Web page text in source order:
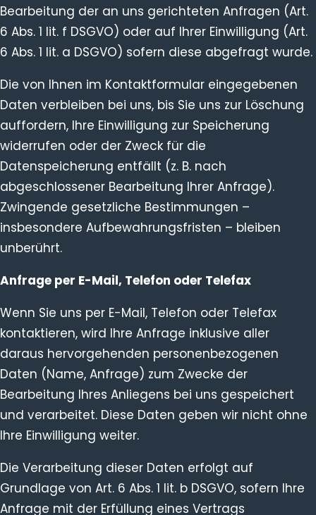
Bearbeitung der an uns gerichteten Anfragen (Art.
6 Abs. 1 lit. f DSGVO) oder auf Ihrer Einwilligung (Art.
6 Abs. 1 lit. a DSGVO) sofern diese abgefragt wurde.
Die von Ihnen im Kontaktformular eingegebenen
Daten verbleiben bei uns, bis Sie uns zur Löschung
auffordern, Ihre Einwilligung zur Speicherung
widerrufen oder der Zweck für die
Datenspeicherung entfällt (z. B. nach
abgeschlossener Bearbeitung Ihrer Anfrage).
Zwingende gesetzliche Bestimmungen –
insbesondere Aufbewahrungsfristen – bleiben
unberührt.
Anfrage per E-Mail, Telefon oder Telefax
Wenn Sie uns per E-Mail, Telefon oder Telefax
kontaktieren, wird Ihre Anfrage inklusive aller
daraus hervorgehenden personenbezogenen
Daten (Name, Anfrage) zum Zwecke der
Bearbeitung Ihres Anliegens bei uns gespeichert
und verarbeitet. Diese Daten geben wir nicht ohne
Ihre Einwilligung weiter.
Die Verarbeitung dieser Daten erfolgt auf
Grundlage von Art. 6 Abs. 1 lit. b DSGVO, sofern Ihre
Anfrage mit der Erfüllung eines Vertrags